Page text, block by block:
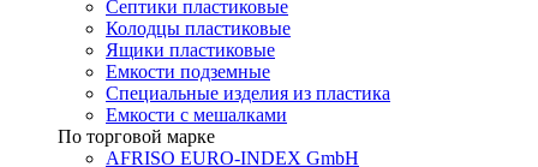
Септики пластиковые
Колодцы пластиковые
Ящики пластиковые
Емкости подземные
Специальные изделия из пластика
Емкости с мешалками
По торговой марке
AFRISO EURO-INDEX GmbH